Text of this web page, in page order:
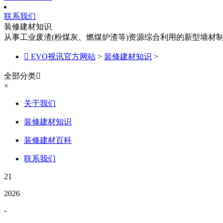
联系我们
装修建材知识
从事工业废渣(粉煤灰、燃煤炉渣等)资源综合利用的新型墙材
 EVO视讯官方网站 > 装修建材知识 >
全部分类
×
关于我们
装修建材知识
装修建材百科
联系我们
21
2026
-